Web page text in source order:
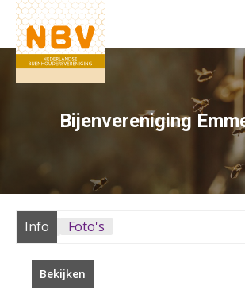
Bijenvereniging
Info Foto's
Bekijken